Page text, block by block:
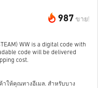
987 ขาย!
WW is a digital code with
code will be delivered
cost.
าให้คุณทางอีเมล. สำหรับบาง